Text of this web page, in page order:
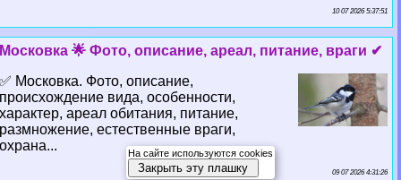
10 07 2026 5:37:51
Московка 🌟 Фото, описание, ареал, питание, враги ✔
✅ Московка. Фото, описание,
происхождение вида, особенности,
хаpaктер, ареал обитания, питание,
размножение, естественные враги,
охрана...
09 07 2026 4:31:26
На сайте используются cookies
Закрыть эту плашку